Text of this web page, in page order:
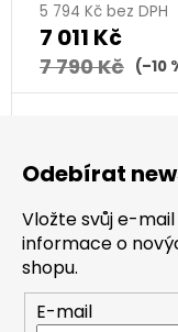
5 794 Kč bez DPH
7 011 Kč
7 790 Kč (–10
Odebírat
Vložte svůj e-
informace o
shopu.
E-mail